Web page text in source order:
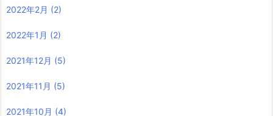
2022年2月 (2)
2022年1月 (2)
2021年12月 (5)
2021年11月 (5)
2021年10月 (4)